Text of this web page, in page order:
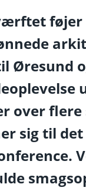
føjer
Øresund
over flere
sig til